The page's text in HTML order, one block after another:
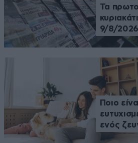
Τα
9/8/2026
Ποιο
ενός